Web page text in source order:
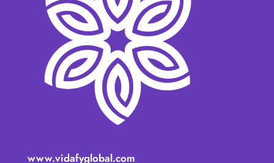
www.vidafyglobal.com